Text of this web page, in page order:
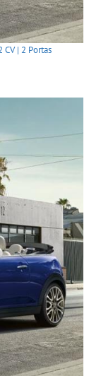
CV | 2 Portas